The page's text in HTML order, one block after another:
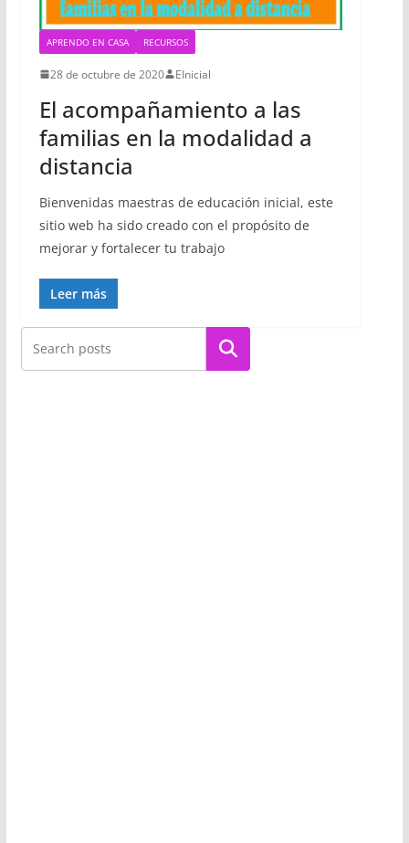
APRENDO EN CASA RECURSOS
28 de octubre de 2020 EInicial
El acompañamiento a las
familias en la modalidad a
distancia
Bienvenidas maestras de educación inicial, este
sitio web ha sido creado con el propósito de
mejorar y fortalecer tu trabajo
Leer más
Buscar